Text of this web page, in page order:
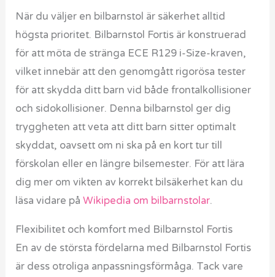
När du väljer en bilbarnstol är säkerhet alltid
högsta prioritet. Bilbarnstol Fortis är konstruerad
för att möta de stränga ECE R129 i-Size-kraven,
vilket innebär att den genomgått rigorösa tester
för att skydda ditt barn vid både frontalkollisioner
och sidokollisioner. Denna bilbarnstol ger dig
tryggheten att veta att ditt barn sitter optimalt
skyddat, oavsett om ni ska på en kort tur till
förskolan eller en längre bilsemester. För att lära
dig mer om vikten av korrekt bilsäkerhet kan du
läsa vidare påWikipedia om bilbarnstolar.
Flexibilitet och komfort med Bilbarnstol Fortis
En av de största fördelarna med Bilbarnstol Fortis
är dess otroliga anpassningsförmåga. Tack vare